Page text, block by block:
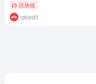
区块链
qkledit